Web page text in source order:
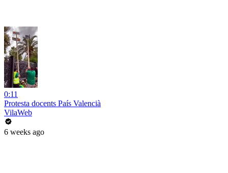
0:11
Protesta docents País Valencià
VilaWeb
6 weeks ago